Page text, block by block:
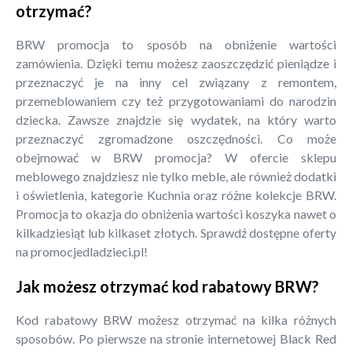
otrzymać?
BRW promocja to sposób na obniżenie wartości
zamówienia. Dzięki temu możesz zaoszczędzić pieniądze i
przeznaczyć je na inny cel związany z remontem,
przemeblowaniem czy też przygotowaniami do narodzin
dziecka. Zawsze znajdzie się wydatek, na który warto
przeznaczyć zgromadzone oszczędności. Co może
obejmować w BRW promocja? W ofercie sklepu
meblowego znajdziesz nie tylko meble, ale również dodatki
i oświetlenia, kategorie Kuchnia oraz różne kolekcje BRW.
Promocja to okazja do obniżenia wartości koszyka nawet o
kilkadziesiąt lub kilkaset złotych. Sprawdź dostępne oferty
na promocjedladzieci.pl!
Jak możesz otrzymać kod rabatowy BRW?
Kod rabatowy BRW możesz otrzymać na kilka różnych
sposobów. Po pierwsze na stronie internetowej Black Red